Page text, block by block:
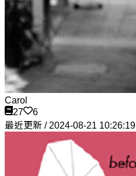
Carol
27
6
最近更新 / 2024-08-21 10:26:19